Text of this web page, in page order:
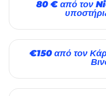
80 € από τον
€150 από τον